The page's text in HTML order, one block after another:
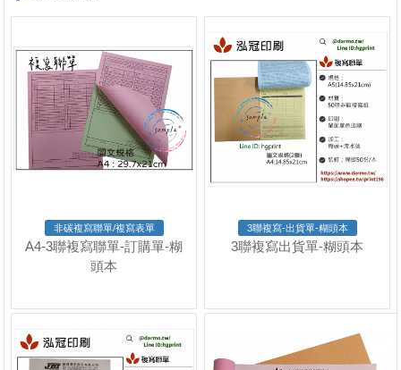
非碳複寫聯單/複寫表單
A4-3聯複寫聯單-訂購單-糊
頭本
3聯複寫-出貨單-糊頭本
3聯複寫出貨單-糊頭本